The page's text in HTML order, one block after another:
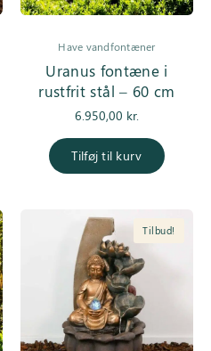
Have vandfontæner
Uranus fontæne i
rustfrit stål – 60 cm
6.950,00 kr.
Tilføj til kurv
Tilbud!